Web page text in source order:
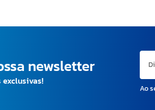
newsletter
exclusivas!
Ao